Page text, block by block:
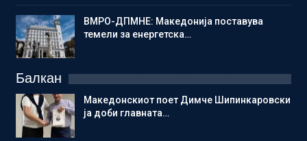
ВМРО-ДПМНЕ: Македонија поставува
темели за енергетска…
Балкан
Македонскиот поет Димче Шипинкаровски
ја доби главната…